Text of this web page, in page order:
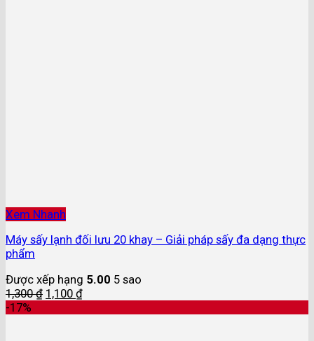
Xem Nhanh
Máy sấy lạnh đối lưu 20 khay – Giải pháp sấy đa dạng thực
phẩm
Được xếp hạng 5.00 5 sao
1,300₫ 1,100 ₫
-17%